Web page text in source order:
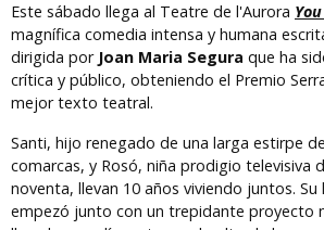
Este sábado llega al Teatre de l'Aurora
magnífica comedia intensa y humana
dirigida por Joan Maria Segura que ha
crítica y público, obteniendo el Premio
mejor texto teatral.
Santi, hijo renegado de una larga estirpe
comarcas, y Rosó, niña prodigio televisiva
noventa, llevan 10 años viviendo juntos.
empezó junto con un trepidante proyecto